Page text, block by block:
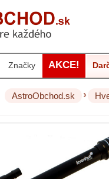
Značky AKCE!
AstroObchod.sk ›